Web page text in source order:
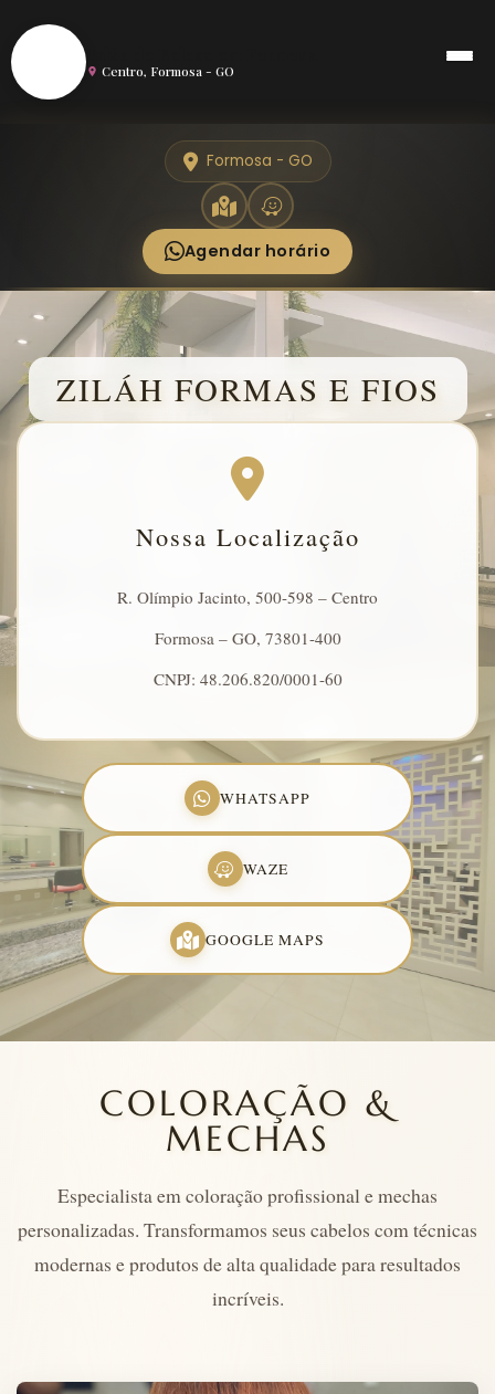
Centro, Formosa - GO
Formosa - GO
Agendar horário
ZILÁH FORMAS E FIOS
Nossa Localização
R. Olímpio Jacinto, 500-598 – Centro
Formosa – GO, 73801-400
CNPJ: 48.206.820/0001-60
WHATSAPP
WAZE
GOOGLE MAPS
COLORAÇÃO &
MECHAS
Especialista em coloração profissional e mechas
personalizadas. Transformamos seus cabelos com técnicas
modernas e produtos de alta qualidade para resultados
incríveis.